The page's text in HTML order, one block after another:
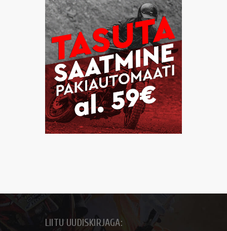
LIITU UUDISKIRJAGA: